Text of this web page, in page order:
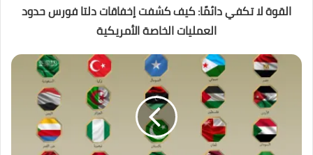
القوة لا تكفي دائمًا: كيف كشفت إخفاقات دلتا فورس حدود
العمليات الخاصة الأمريكية